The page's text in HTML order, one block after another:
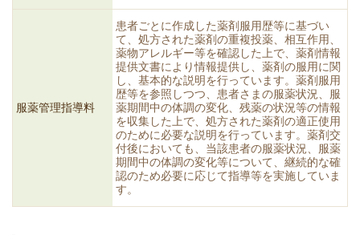
服薬管理指導料
患者ごとに作成した薬剤服用歴等に基づい
て、処方された薬剤の重複投薬、相互作用、
薬物アレルギー等を確認した上で、薬剤情報
提供文書により情報提供し、薬剤の服用に関
し、基本的な説明を行っています。薬剤服用
歴等を参照しつつ、患者さまの服薬状況、服
薬期間中の体調の変化、残薬の状況等の情報
を収集した上で、処方された薬剤の適正使用
のために必要な説明を行っています。薬剤交
付後においても、当該患者の服薬状況、服薬
期間中の体調の変化等について、継続的な確
認のため必要に応じて指導等を実施していま
す。